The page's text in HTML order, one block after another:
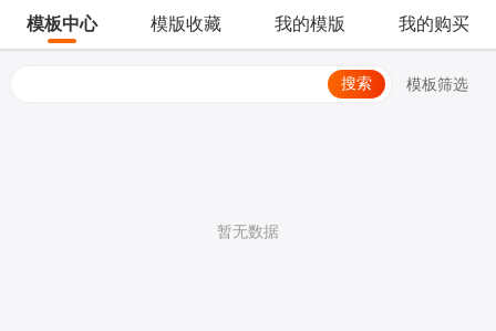
模板中心 模版收藏 我的模版 我的购买
搜索 模板筛选
暂无数据